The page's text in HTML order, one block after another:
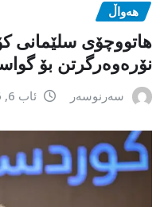
هەواڵ
هاتووچۆی سلێمانی
نۆرەوەرگرتن بۆ
سەرنوسەر ئاب 6, 2026